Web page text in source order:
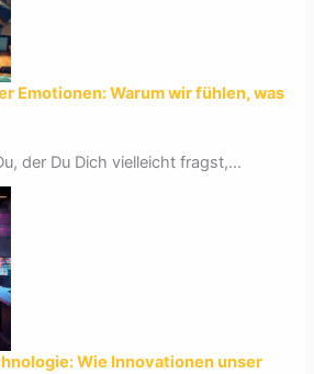
Emotionen: Warum wir fühlen, was
der Du Dich vielleicht fragst,...
Wie Innovationen unser